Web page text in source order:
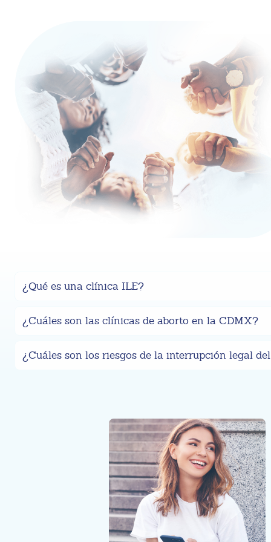
¿Qué es una clínica ILE?
¿Cuáles son las clínicas de aborto en la CDMX?
¿Cuáles son los riesgos de la interrupción legal